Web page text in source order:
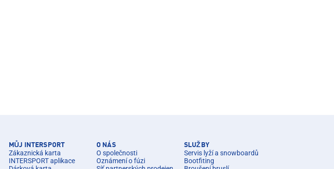
MŮJ INTERSPORT
Zákaznická karta
INTERSPORT aplikace
O NÁS
O společnosti
Oznámení o fúzi
SLUŽBY
Servis lyží a snowboardů
Bootfiting